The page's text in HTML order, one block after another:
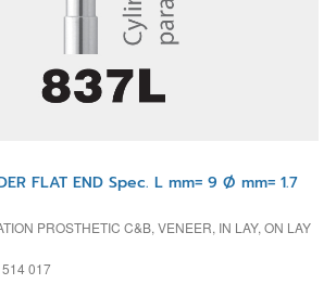
FLAT END Spec. L mm= 9 Ø mm= 1.7
PROSTHETIC C&B, VENEER, IN LAY, ON LAY
017